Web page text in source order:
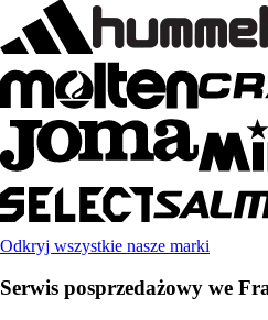
Odkryj wszystkie nasze marki
Serwis posprzedażowy we